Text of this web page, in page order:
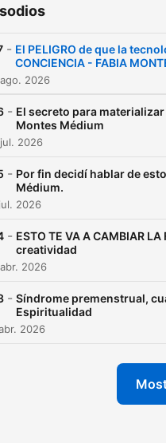
- El PELIGRO de que la
CONCIENCIA - FABIA
2026
- El secreto para materializar
Montes Médium
2026
- Por fin decidí hablar de
Médium.
2026
- ESTO TE VA A CAMBIAR
creatividad
2026
- Síndrome premenstrual,
Espiritualidad
2026